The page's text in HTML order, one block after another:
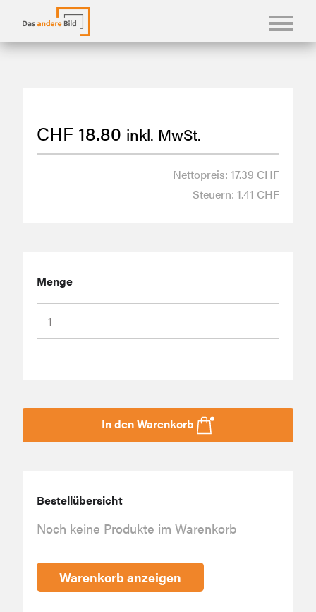
KASUALIEN & KARTEN
SHOP
CHF 18.80 inkl. MwSt.
Nettopreis: 17.39 CHF
Steuern: 1.41 CHF
Menge
In den Warenkorb
Bestellübersicht
Noch keine Produkte im Warenkorb
Warenkorb anzeigen